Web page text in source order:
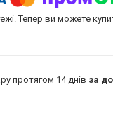
Тепер ви можете
протягом 14 днів за